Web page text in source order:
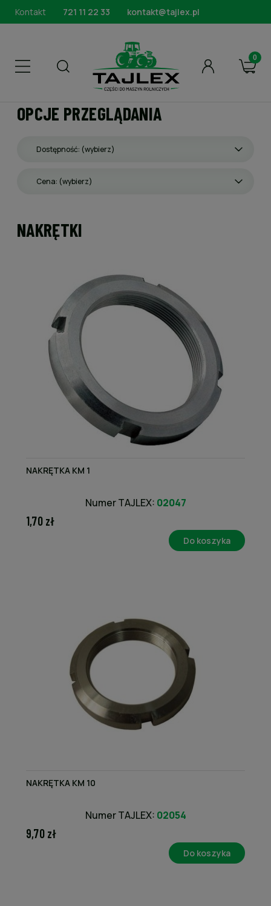
Kontakt 721 11 22 33 kontakt@tajlex.pl
OPCJE PRZEGLĄDANIA
Dostępność: (wybierz)
Cena: (wybierz)
NAKRĘTKI
NAKRĘTKA KM 1
Numer TAJLEX: 02047
1,70 zł
Do koszyka
NAKRĘTKA KM 10
Numer TAJLEX: 02054
9,70 zł
Do koszyka